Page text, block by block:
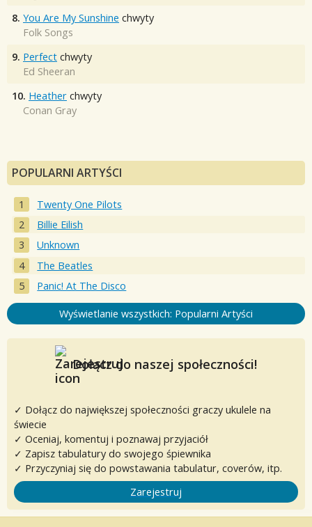
8. You Are My Sunshine chwyty
Folk Songs
9. Perfect chwyty
Ed Sheeran
10. Heather chwyty
Conan Gray
POPULARNI ARTYŚCI
Twenty One Pilots
Billie Eilish
Unknown
The Beatles
Panic! At The Disco
Wyświetlanie wszystkich: Popularni Artyści
Dołącz do naszej społeczności!
✓ Dołącz do największej społeczności graczy ukulele na
świecie
✓ Oceniaj, komentuj i poznawaj przyjaciół
✓ Zapisz tabulatury do swojego śpiewnika
✓ Przyczyniaj się do powstawania tabulatur, coverów, itp.
Zarejestruj